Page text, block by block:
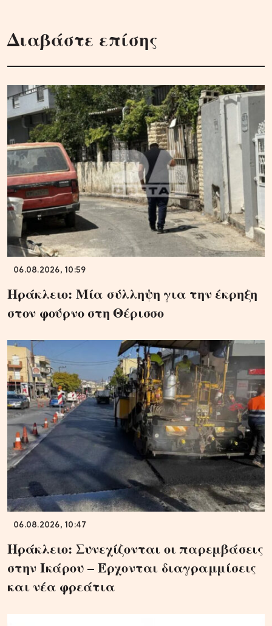
Διαβάστε επίσης
06.08.2026, 10:59
Ηράκλειο: Μία σύλληψη για την έκρηξη
στον φούρνο στη Θέρισσο
06.08.2026, 10:47
Ηράκλειο: Συνεχίζονται οι παρεμβάσεις
στην Ικάρου – Έρχονται διαγραμμίσεις
και νέα φρεάτια